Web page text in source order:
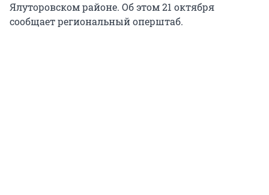
Ялуторовском районе. Об этом 21 октября
сообщает региональный оперштаб.